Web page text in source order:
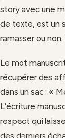
story avec une
de texte, est un
ramasser ou
Le mot
récupérer des
dans un sac : «
L’écriture
respect qui
des derniers